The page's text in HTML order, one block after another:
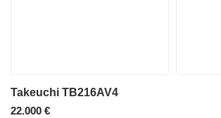
Takeuchi TB216AV4
22.000 €